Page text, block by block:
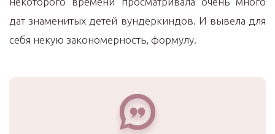
дат знаменитых детей вундеркиндов. И вывела для
себя некую закономерность, формулу.